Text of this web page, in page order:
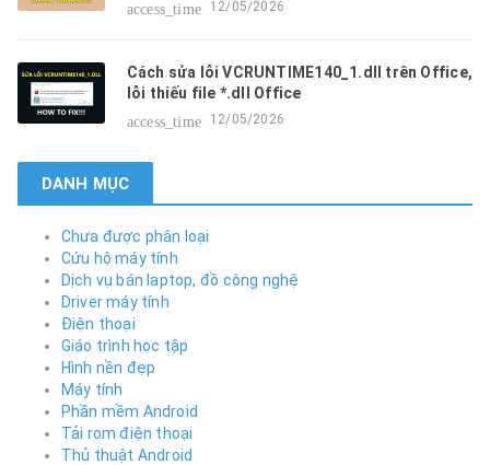
access_time
12/05/2026
Cách sửa lỗi VCRUNTIME140_1.dll trên Office,
lỗi thiếu file *.dll Office
access_time
12/05/2026
DANH MỤC
Chưa được phân loại
Cứu hộ máy tính
Dịch vụ bán laptop, đồ công nghệ
Driver máy tính
Điện thoại
Giáo trình học tập
Hình nền đẹp
Máy tính
Phần mềm Android
Tải rom điện thoại
Thủ thuật Android